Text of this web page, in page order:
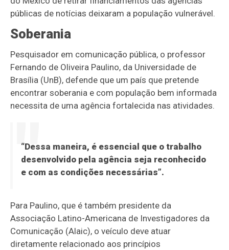
públicas de notícias deixaram a população vulnerável.
Soberania
Pesquisador em comunicação pública, o professor
Fernando de Oliveira Paulino, da Universidade de
Brasília (UnB), defende que um país que pretende
encontrar soberania e com população bem informada
necessita de uma agência fortalecida nas atividades.
“Dessa maneira, é essencial que o trabalho
desenvolvido pela agência seja reconhecido
e com as condições necessárias”.
Para Paulino, que é também presidente da
Associação Latino-Americana de Investigadores da
Comunicação (Alaic), o veículo deve atuar
diretamente relacionado aos princípios